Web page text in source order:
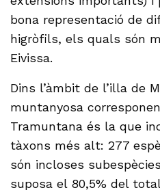
bona representació de
higròfils, els quals són
Eivissa.
Dins l’àmbit de l’illa de
muntanyosa
Tramuntana és la que
tàxons més alt: 277
són incloses
suposa el 80,5% del